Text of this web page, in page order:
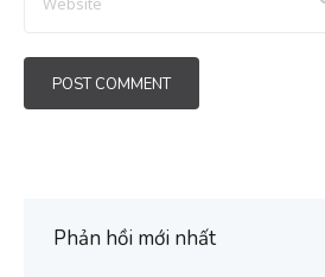
Phản hồi mới nhất